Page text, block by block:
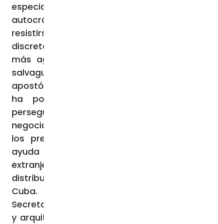
especialmente bajo un régimen
autocrático, es mantener su presencia y
resistirse a ser engullido, trabajando
discretamente para limitar las tácticas
más agresivas del Estado y tratando de
salvaguardar los sacramentos y la sucesión
apostólica. A menudo, el Cardenal Ortega
ha podido proporcionar ayuda a los
perseguidos. Por ejemplo, ha conseguido
negociar un mayor acceso a las familias de
los presos políticos y ha coordinado la
ayuda humanitaria procedente del
extranjero, incluidos los medicamentos,
distribuidos a través de la red de Cáritas en
Cuba. El cardenal Agostino Casaroli,
Secretario de Estado del Papa Juan Pablo II
y arquitecto de la diplomacia vaticana con